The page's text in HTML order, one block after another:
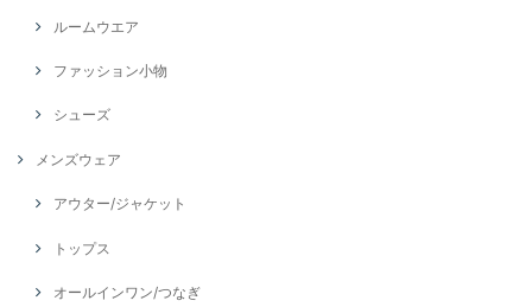
ルームウエア
ファッション小物
シューズ
メンズウェア
アウター/ジャケット
トップス
オールインワン/つなぎ